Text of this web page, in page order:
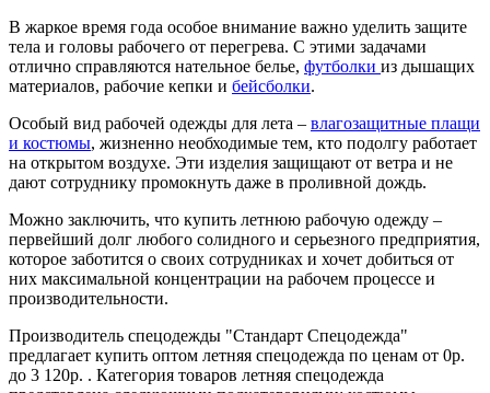
В жаркое время года особое внимание важно уделить защите
тела и головы рабочего от перегрева. С этими задачами
отлично справляются нательное белье, футболки из дышащих
материалов, рабочие кепки и бейсболки.
Особый вид рабочей одежды для лета – влагозащитные плащи
и костюмы, жизненно необходимые тем, кто подолгу работает
на открытом воздухе. Эти изделия защищают от ветра и не
дают сотруднику промокнуть даже в проливной дождь.
Можно заключить, что купить летнюю рабочую одежду –
первейший долг любого солидного и серьезного предприятия,
которое заботится о своих сотрудниках и хочет добиться от
них максимальной концентрации на рабочем процессе и
производительности.
Производитель спецодежды "Стандарт Спецодежда"
предлагает купить оптом летняя спецодежда по ценам от 0р.
до 3 120р. . Категория товаров летняя спецодежда